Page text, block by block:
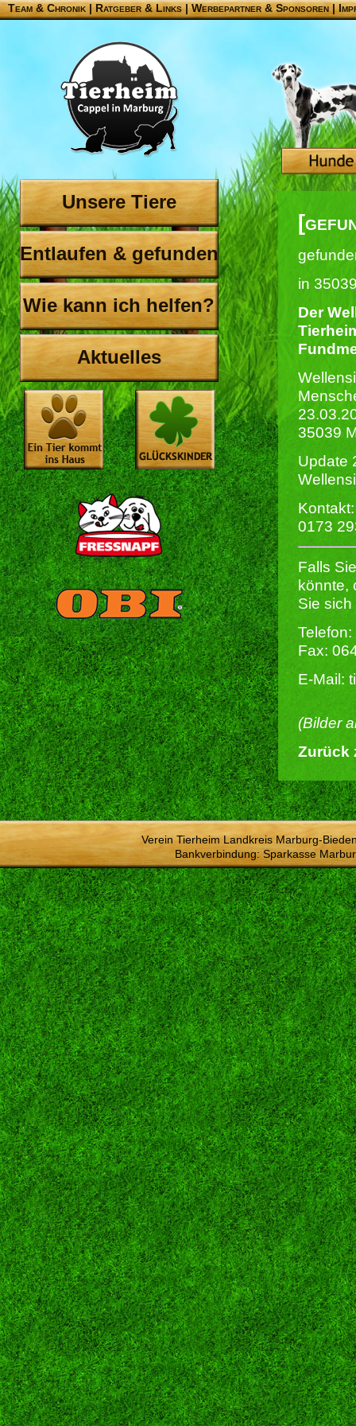
Team & Chronik |Ratgeber & Links|Werbepartner & Sponsoren|
Unsere Tiere
Entlaufen & gefunden
Wie kann ich helfen?
Aktuelles
in
Der
35039
Update
Kontakt:
0173
Falls
könnte,
Sie
Fax:
E-Mail:
(Bilder
Zurück
Verein Tierheim Landkreis Marburg-
Bankverbindung: Sparkasse